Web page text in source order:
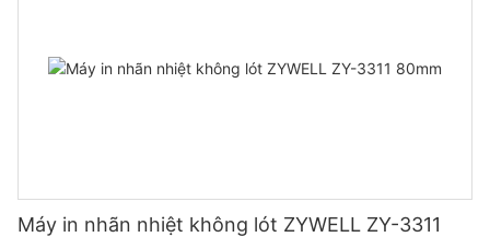
Máy in nhãn nhiệt không lót ZYWELL ZY-3311